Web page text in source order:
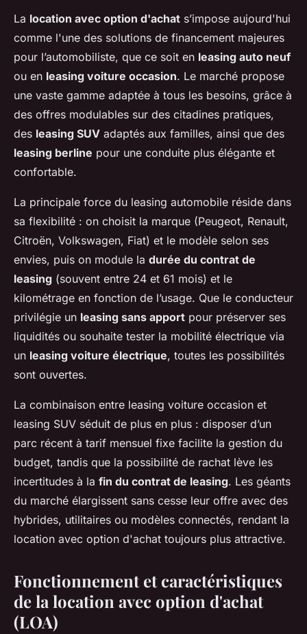
La location avec option d'achat s’impose aujourd'hui
comme l'une des solutions de financement majeures
pour l’automobiliste, que ce soit en leasing auto neuf
ou en leasing voiture occasion. Le marché propose
une vaste gamme adaptée à tous les besoins, grâce à
des offres modulables sur des citadines pratiques,
des leasing SUV adaptés aux familles, ainsi que des
leasing berline pour une conduite plus élégante et
confortable.
La principale force du leasing automobile réside dans
sa flexibilité : on choisit la marque (Peugeot, Renault,
Citroën, Volkswagen, Fiat) et le modèle selon ses
envies, puis on module la durée du contrat de
leasing (souvent entre 24 et 61 mois) et le
kilométrage en fonction de l’usage. Que le conducteur
privilégie un leasing sans apport pour préserver ses
liquidités ou souhaite tester la mobilité électrique via
un leasing voiture électrique, toutes les possibilités
sont ouvertes.
La combinaison entre leasing voiture occasion et
leasing SUV séduit de plus en plus : disposer d’un
parc récent à tarif mensuel fixe facilite la gestion du
budget, tandis que la possibilité de rachat lève les
incertitudes à la fin du contrat de leasing. Les géants
du marché élargissent sans cesse leur offre avec des
hybrides, utilitaires ou modèles connectés, rendant la
location avec option d'achat toujours plus attractive.
Fonctionnement et caractéristiques
de la location avec option d'achat
(LOA)